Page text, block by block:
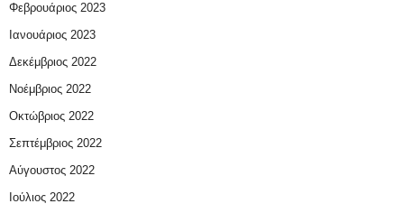
Φεβρουάριος 2023
Ιανουάριος 2023
Δεκέμβριος 2022
Νοέμβριος 2022
Οκτώβριος 2022
Σεπτέμβριος 2022
Αύγουστος 2022
Ιούλιος 2022